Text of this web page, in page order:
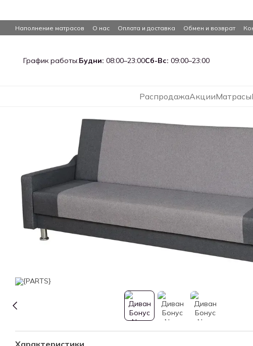
Наполнение матрасов О нас Оплата и доставка Обмен и возврат
График работы:Будни: 08:00–23:00Сб-Вс: 09:00–23:00
РаспродажаАкцииМатрасы
Характеристики